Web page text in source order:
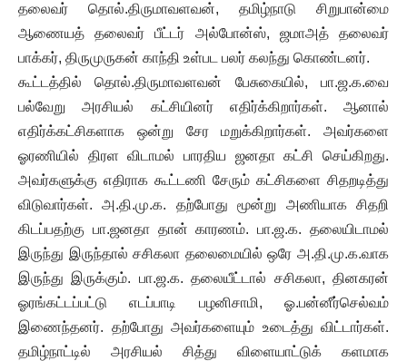
தலைவர் தொல்.திருமாவளவன், தமிழ்நாடு சிறுபான்மை
ஆணையத் தலைவர் பீட்டர் அல்போன்ஸ், ஜமாஅத் தலைவர்
பாக்கர், திருமுருகன் காந்தி உள்பட பலர் கலந்து கொண்டனர்.
கூட்டத்தில் தொல்.திருமாவளவன் பேசுகையில், பா.ஜ.க.வை
பல்வேறு அரசியல் கட்சியினர் எதிர்க்கிறார்கள். ஆனால்
எதிர்க்கட்சிகளாக ஒன்று சேர மறுக்கிறார்கள். அவர்களை
ஓரணியில் திரள விடாமல் பாரதிய ஜனதா கட்சி செய்கிறது.
அவர்களுக்கு எதிராக கூட்டணி சேரும் கட்சிகளை சிதறடித்து
விடுவார்கள். அ.தி.மு.க. தற்போது மூன்று அணியாக சிதறி
கிடப்பதற்கு பா.ஜனதா தான் காரணம். பா.ஜ.க. தலையிடாமல்
இருந்து இருந்தால் சசிகலா தலைமையில் ஒரே அ.தி.மு.க.வாக
இருந்து இருக்கும். பா.ஜ.க. தலையீட்டால் சசிகலா, தினகரன்
ஓரங்கட்டப்பட்டு எடப்பாடி பழனிசாமி, ஓ.பன்னீர்செல்வம்
இணைந்தனர். தற்போது அவர்களையும் உடைத்து விட்டார்கள்.
தமிழ்நாட்டில் அரசியல் சித்து விளையாட்டுக் களமாக